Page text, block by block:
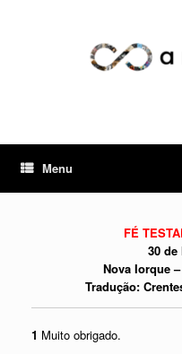
Menu
FÉ
30 de
Nova Iorque
Tradução:
1 Muito obrigado.